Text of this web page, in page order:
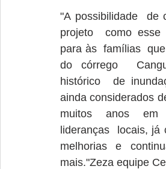
"A possibilidade  de
projeto  como
para às  famílias
do córrego
histórico  de
ainda considerados
muitos anos
lideranças  locais,
melhorias e
mais."Zeza equipe